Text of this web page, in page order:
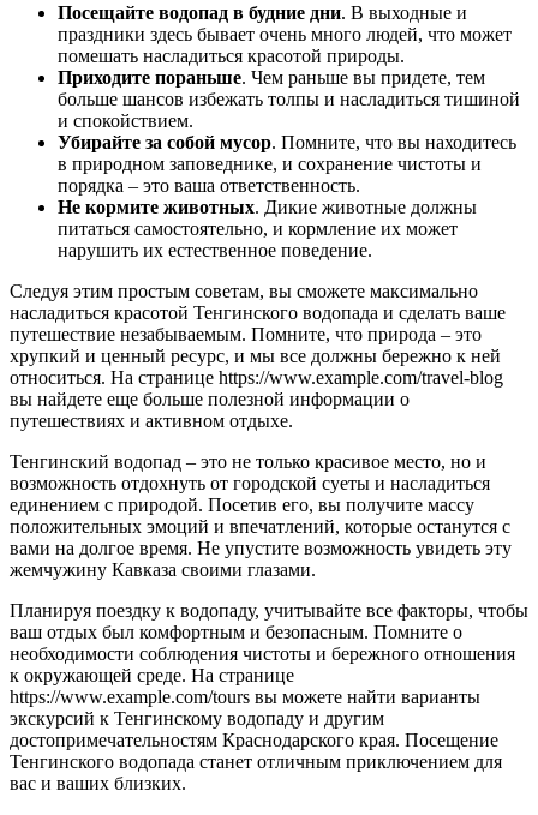
Посещайте водопад в будние дни. В выходные и
праздники здесь бывает очень много людей, что может
помешать насладиться красотой природы.
Приходите пораньше. Чем раньше вы придете, тем
больше шансов избежать толпы и насладиться тишиной
и спокойствием.
Убирайте за собой мусор. Помните, что вы находитесь
в природном заповеднике, и сохранение чистоты и
порядка – это ваша ответственность.
Не кормите животных. Дикие животные должны
питаться самостоятельно, и кормление их может
нарушить их естественное поведение.
Следуя этим простым советам, вы сможете максимально
насладиться красотой Тенгинского водопада и сделать ваше
путешествие незабываемым. Помните, что природа – это
хрупкий и ценный ресурс, и мы все должны бережно к ней
относиться. На странице https://www.example.com/travel-blog
вы найдете еще больше полезной информации о
путешествиях и активном отдыхе.
Тенгинский водопад – это не только красивое место, но и
возможность отдохнуть от городской суеты и насладиться
единением с природой. Посетив его, вы получите массу
положительных эмоций и впечатлений, которые останутся с
вами на долгое время. Не упустите возможность увидеть эту
жемчужину Кавказа своими глазами.
Планируя поездку к водопаду, учитывайте все факторы, чтобы
ваш отдых был комфортным и безопасным. Помните о
необходимости соблюдения чистоты и бережного отношения
к окружающей среде. На странице
https://www.example.com/tours вы можете найти варианты
экскурсий к Тенгинскому водопаду и другим
достопримечательностям Краснодарского края. Посещение
Тенгинского водопада станет отличным приключением для
вас и ваших близких.